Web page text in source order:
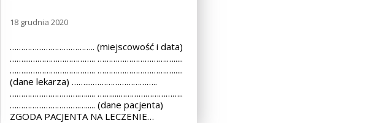
18 grudnia 2020
……………………………….. (miejscowość i data)
……....……………………….. ………………………….….....
……....……………………….. ………………………….….....
(dane lekarza) ……....………………………..
………………………….…..... ……....………………………..
………………………….…..... (dane pacjenta)
ZGODA PACJENTA NA LECZENIE…